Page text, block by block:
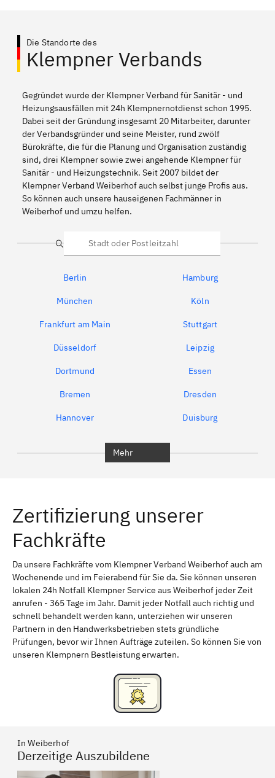
Die Standorte des
Klempner Verbands
Gegründet wurde der Klempner Verband für Sanitär - und
Heizungsausfällen mit 24h Klempnernotdienst schon 1995.
Dabei seit der Gründung insgesamt 20 Mitarbeiter, darunter
der Verbandsgründer und seine Meister, rund zwölf
Bürokräfte, die für die Planung und Organisation zuständig
sind, drei Klempner sowie zwei angehende Klempner für
Sanitär - und Heizungstechnik. Seit 2007 bildet der
Klempner Verband Weiberhof auch selbst junge Profis aus.
So können auch unsere hauseigenen Fachmänner in
Weiberhof und umzu helfen.
Suche
Berlin Hamburg
München Köln
Frankfurt am Main Stuttgart
Düsseldorf Leipzig
Dortmund Essen
Bremen Dresden
Hannover Duisburg
Erlangen Bamberg
Bayreuth
Schweinfurt Passau
Freising Rudelsdorf, Mittelfranken
Mehr
Zertifizierung unserer
Fachkräfte
Da unsere Fachkräfte vom Klempner Verband Weiberhof auch am
Wochenende und im Feierabend für Sie da. Sie können unseren
lokalen 24h Notfall Klempner Service aus Weiberhof jeder Zeit
anrufen - 365 Tage im Jahr. Damit jeder Notfall auch richtig und
schnell behandelt werden kann, unterziehen wir unseren
Partnern in den Handwerksbetrieben stets gründliche
Prüfungen, bevor wir Ihnen Aufträge zuteilen. So können Sie von
unseren Klempnern Bestleistung erwarten.
In Weiberhof
Derzeitige Auszubildene